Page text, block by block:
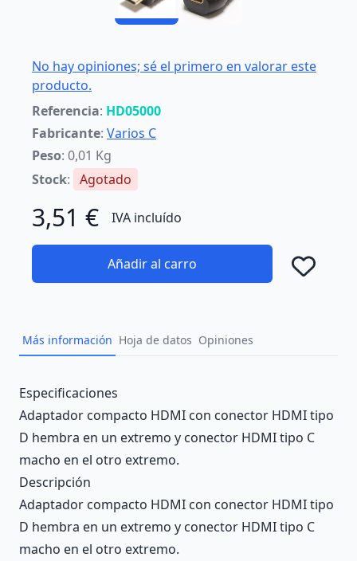
No hay opiniones; sé el primero en valorar este
producto.
Referencia: HD05000
Fabricante: Varios C
Peso: 0,01 Kg
Stock: Agotado
3,51 € IVA incluído
Añadir al carro
Más información Hoja de datos Opiniones
Description
Especificaciones
Adaptador compacto HDMI con conector HDMI tipo
D hembra en un extremo y conector HDMI tipo C
macho en el otro extremo.
Descripción
Adaptador compacto HDMI con conector HDMI tipo
D hembra en un extremo y conector HDMI tipo C
macho en el otro extremo.